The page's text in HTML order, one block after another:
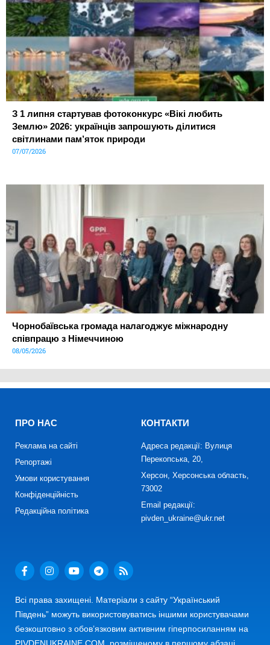
З 1 липня стартував фотоконкурс «Вікі любить
Землю» 2026: українців запрошують ділитися
світлинами пам’яток природи
07/07/2026
Чорнобаївська громада налагоджує міжнародну
співпрацю з Німеччиною
08/05/2026
ПРО НАС
Реклама на сайті
Репортажі
Умови користування
Конфіденційність
Редакційна політика
КОНТАКТИ
Адреса редакції: Вулиця
Перекопська, 20,
Херсон, Херсонська область,
73002
Email редакції:
pivden_ukraine@ukr.net
Всі права захищені. Матеріали з сайту “Український
Південь” можуть використовуватись іншими користувачами
безкоштовно з обов’язковим активним гіперпосиланням на